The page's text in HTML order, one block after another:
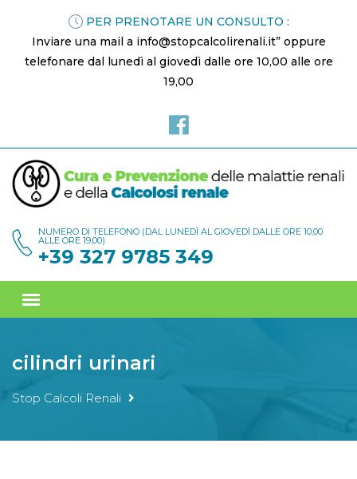
PER PRENOTARE UN CONSULTO :
Inviare una mail a info@stopcalcolirenali.it” oppure
telefonare dal lunedì al giovedì dalle ore 10,00 alle ore
19,00
NUMERO DI TELEFONO (DAL LUNEDÌ AL GIOVEDÌ DALLE ORE 10,00
ALLE ORE 19,00)
+39 327 9785 349
cilindri urinari
Stop Calcoli Renali